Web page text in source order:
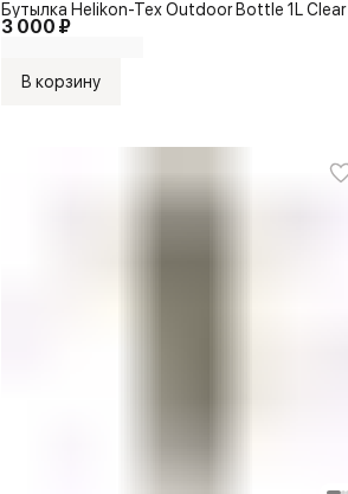
3 000 ₽
Бутылка Helikon-Tex Outdoor Bottle 1L Clear
В корзину